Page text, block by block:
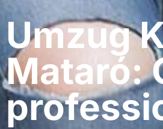
Umzug
Mataró: